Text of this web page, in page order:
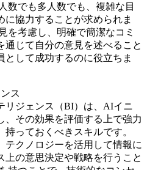
数でも多人数でも、複雑な目
に協力することが求められま
を考慮し、明確で簡潔なコミ
通じて自分の意見を述べること
として成功するのに役立ちま
ス
リジェンス（BI）は、AIイニ
、その効果を評価する上で強力
持っておくべきスキルです。
テクノロジーを活用して情報に
上の意思決定や戦略を行うこと